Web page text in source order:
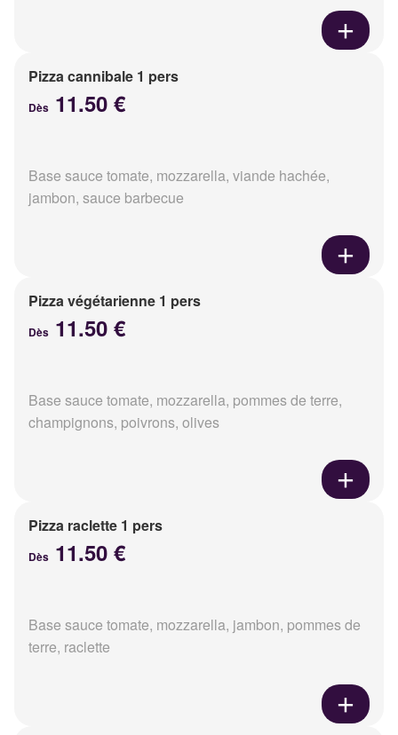
Pizza cannibale 1 pers
Dès 11.50 €
Base sauce tomate, mozzarella, viande hachée,
jambon, sauce barbecue
Pizza végétarienne 1 pers
Dès 11.50 €
Base sauce tomate, mozzarella, pommes de terre,
champignons, poivrons, olives
Pizza raclette 1 pers
Dès 11.50 €
Base sauce tomate, mozzarella, jambon, pommes de
terre, raclette